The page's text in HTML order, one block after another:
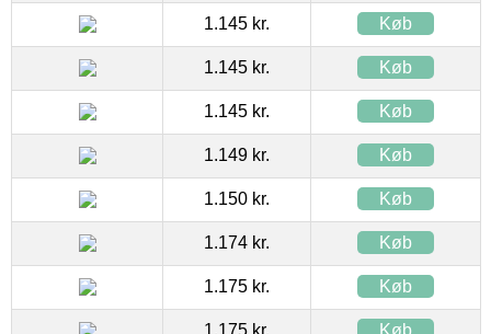
1.145 kr. Køb
1.145 kr. Køb
1.145 kr. Køb
1.149 kr. Køb
1.150 kr. Køb
1.174 kr. Køb
1.175 kr. Køb
1.175 kr. Køb